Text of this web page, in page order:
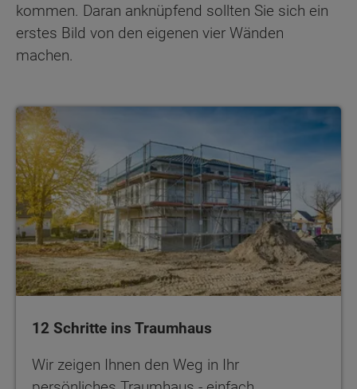
kommen. Daran anknüpfend sollten Sie sich ein
erstes Bild von den eigenen vier Wänden
machen.
12 Schritte ins Traumhaus
12 Schritte ins Traumhaus
Wir zeigen Ihnen den Weg in Ihr